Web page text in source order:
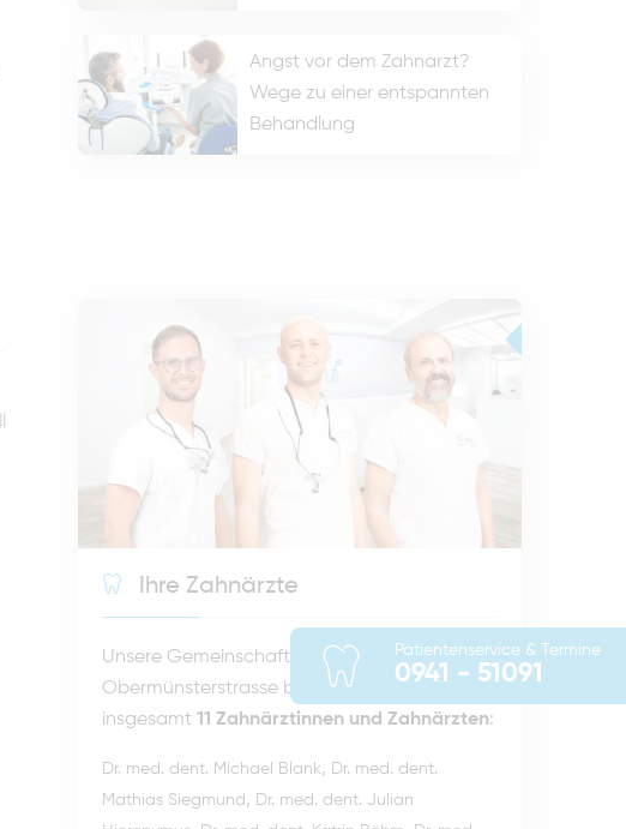
Angst vor dem Zahnarzt?
Wege zu einer entspannten
Behandlung
Ihre Zahnärzte
Unsere Gemeinschaftspraxis in der
Obermünsterstrasse besteht aus
insgesamt 11 Zahnärztinnen und Zahnärzten:
Dr. med. dent. Michael Blank, Dr. med. dent.
Mathias Siegmund , Dr. med. dent. Julian
Patientenservice & Termine
0941 - 51091